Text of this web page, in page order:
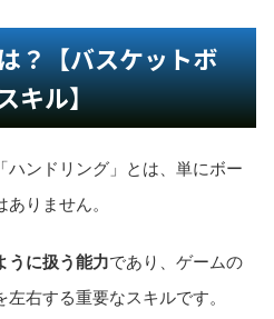
？【バスケットボ
キル】
ンドリング」とは、単にボー
りません。
うに扱う能力であり、ゲームの
右する重要なスキルです。